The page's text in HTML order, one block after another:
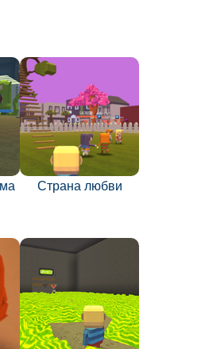
Страна любви